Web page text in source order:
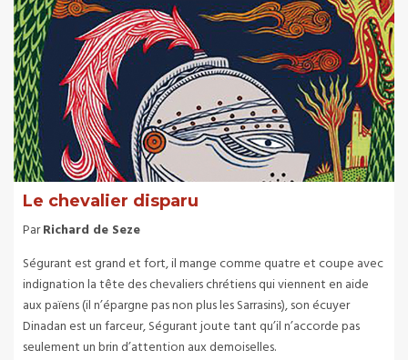
Le chevalier disparu
ParRichard de Seze
Ségurant est grand et fort, il mange comme quatre et coupe avec
indignation la tête des chevaliers chrétiens qui viennent en aide
aux païens (il n’épargne pas non plus les Sarrasins), son écuyer
Dinadan est un farceur, Ségurant joute tant qu’il n’accorde pas
seulement un brin d’attention aux demoiselles.